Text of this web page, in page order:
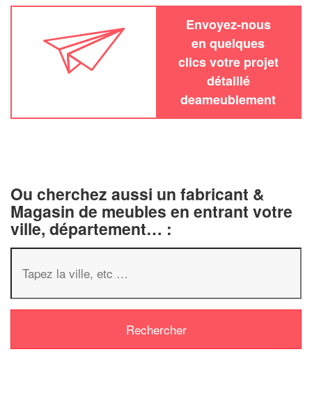
Envoyez-nous
en quelques
clics votre projet
détaillé
deameublement
Ou cherchez aussi un fabricant &
Magasin de meubles en entrant votre
ville, département… :